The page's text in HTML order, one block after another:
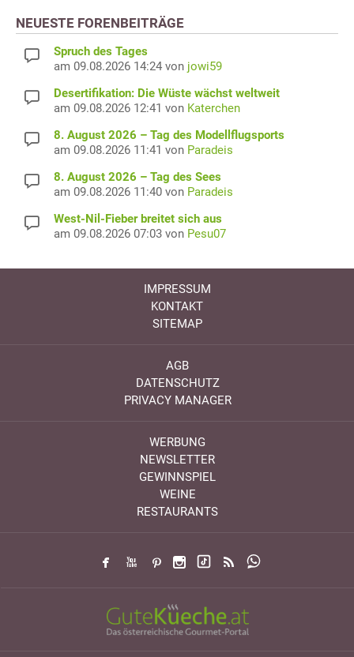
NEUESTE FORENBEITRÄGE
Spruch des Tages
am 09.08.2026 14:24 von jowi59
Desertifikation: Die Wüste wächst weltweit
am 09.08.2026 12:41 von Katerchen
8. August 2026 – Tag des Modellflugsports
am 09.08.2026 11:41 von Paradeis
8. August 2026 – Tag des Sees
am 09.08.2026 11:40 von Paradeis
West-Nil-Fieber breitet sich aus
am 09.08.2026 07:03 von Pesu07
IMPRESSUM
KONTAKT
SITEMAP
AGB
DATENSCHUTZ
PRIVACY MANAGER
WERBUNG
NEWSLETTER
GEWINNSPIEL
WEINE
RESTAURANTS